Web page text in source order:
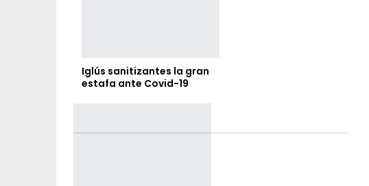
Iglús sanitizantes la gran
estafa ante Covid-19